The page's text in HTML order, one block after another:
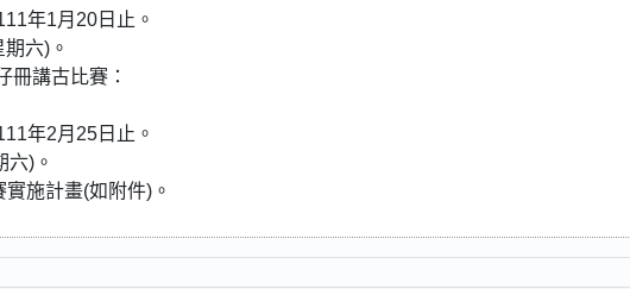
年1月20日止。
期六)。
冊講古比賽：
年2月25日止。
六)。
施計畫(如附件)。